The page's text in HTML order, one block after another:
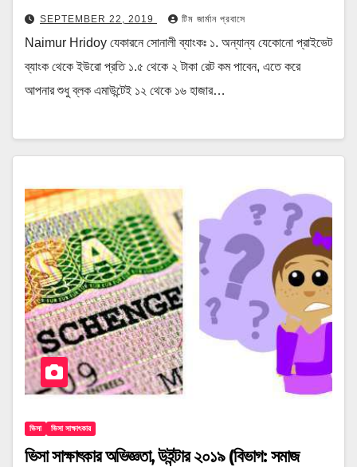
SEPTEMBER 22, 2019 টিম জার্মান প্রবাসে
Naimur Hridoy যেকারনে সোনালী ব্যাংকঃ ১. অন্যান্য যেকোনো প্রাইভেট
ব্যাংক থেকে ইউরো প্রতি ১.৫ থেকে ২ টাকা রেট কম পাবেন, এতে করে
আপনার শুধু ব্লক এমাউন্টেই ১২ থেকে ১৬ হাজার…
ভিসা ভিসা সাক্ষাৎকার
ভিসা সাক্ষাৎকার অভিজ্ঞতা, উইন্টার ২০১৯ (বিভাগ: সমাজ